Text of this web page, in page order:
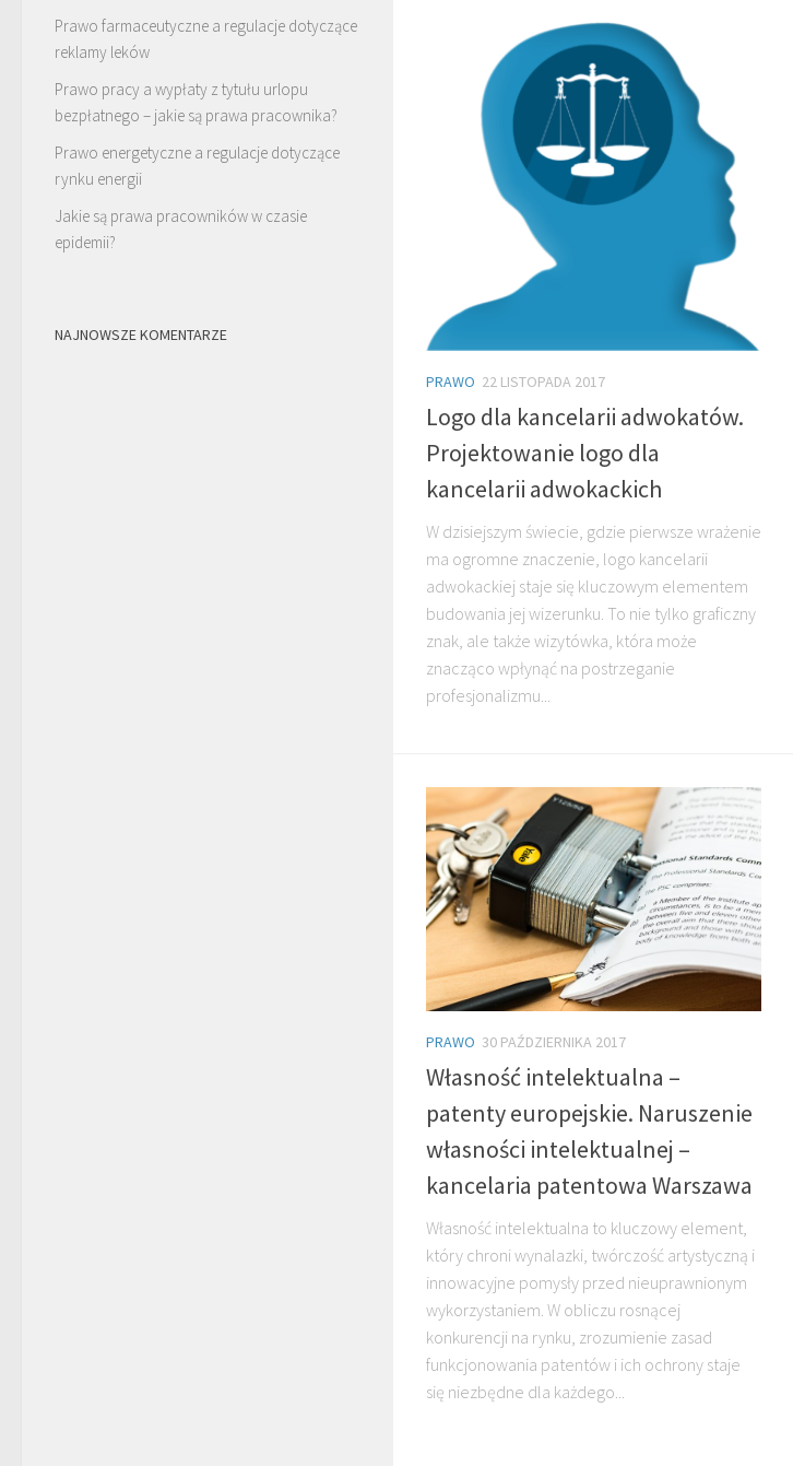
PRAWO 22 LISTOPADA 2017
Logo dla kancelarii adwokatów.
Projektowanie logo dla
kancelarii adwokackich
W dzisiejszym świecie, gdzie pierwsze wrażenie
ma ogromne znaczenie, logo kancelarii
adwokackiej staje się kluczowym elementem
budowania jej wizerunku. To nie tylko graficzny
znak, ale także wizytówka, która może
znacząco wpłynąć na postrzeganie
profesjonalizmu...
PRAWO 30 PAŹDZIERNIKA 2017
Własność intelektualna –
patenty europejskie. Naruszenie
własności intelektualnej –
kancelaria patentowa Warszawa
Własność intelektualna to kluczowy element,
który chroni wynalazki, twórczość artystyczną i
innowacyjne pomysły przed nieuprawnionym
wykorzystaniem. W obliczu rosnącej
konkurencji na rynku, zrozumienie zasad
funkcjonowania patentów i ich ochrony staje
się niezbędne dla każdego...
Prawo farmaceutyczne a regulacje dotyczące
reklamy leków
Prawo pracy a wypłaty z tytułu urlopu
bezpłatnego – jakie są prawa pracownika?
Prawo energetyczne a regulacje dotyczące
rynku energii
Jakie są prawa pracowników w czasie
epidemii?
NAJNOWSZE KOMENTARZE